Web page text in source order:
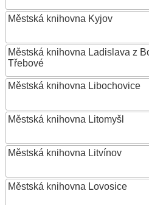
Městská knihovna Kyjov
Městská knihovna Ladislava z
Třebové
Městská knihovna Libochovice
Městská knihovna Litomyšl
Městská knihovna Litvínov
Městská knihovna Lovosice